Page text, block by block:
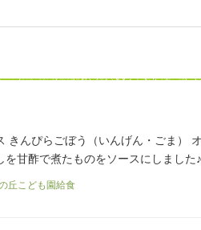
きんぴらごぼう（いんげん・ごま）
を甘酢で煮たものをソースにしまし
丘こども園給食